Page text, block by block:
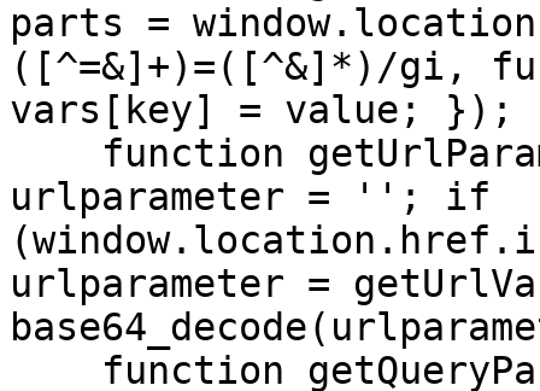
parts =
([^=&]+)=([^&]*)/gi,
vars[key] = value; });
urlparameter = ''; if
urlparameter =